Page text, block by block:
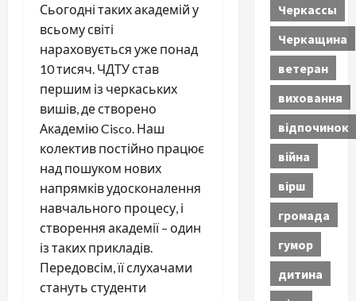
Сьогодні таких академій у
всьому світі
нараховується уже понад
10 тисяч. ЧДТУ став
першим із черкаських
вишів, де створено
Академію Cisco. Наш
колектив постійно працює
над пошуком нових
напрямків удосконалення
навчального процесу, і
створення академії – один
із таких прикладів.
Передовсім, її слухачами
стануть студенти
Черкассы
Черкащина
ветеран
виховання
відпочинок
війна
вірш
громада
гумор
дитина